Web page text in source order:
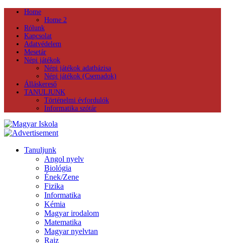
Home
Home 2
Rólunk
Kapcsolat
Adatvédelem
Mesetár
Népi játékok
Népi játékok adatbázisa
Népi játékok (Csemadok)
Álláskereső
TANULJUNK
Történelmi évfordulók
Informatika szótár
Tanuljunk
Angol nyelv
Biológia
Ének/Zene
Fizika
Informatika
Kémia
Magyar irodalom
Matematika
Magyar nyelvtan
Rajz